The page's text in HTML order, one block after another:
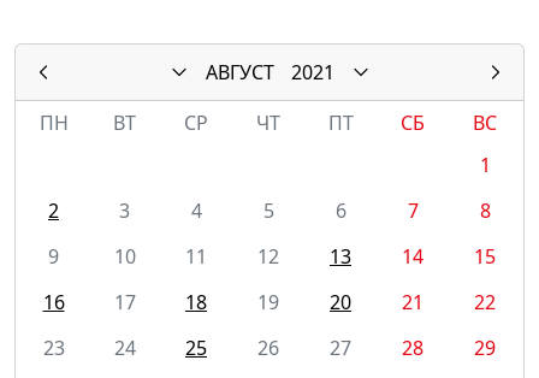
АВГУСТ
2021
ПН
ВТ СР ЧТ ПТ СБ
ВС
1
2
3 4 5 6 7
8
9
10 11 12 13 14
15
16
17 18 19 20 21
22
23
24 25 26 27 28
29